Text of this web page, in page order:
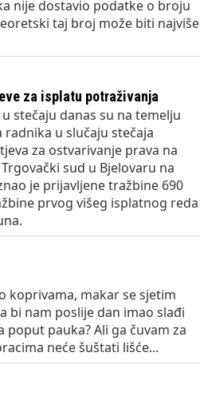
nije dostavio podatke o broju
taj broj može biti najviše
za isplatu potraživanja
stečaju danas su na temelju
u slučaju stečaja
za ostvarivanje prava na
sud u Bjelovaru na
je prijavljene tražbine 690
prvog višeg isplatnog reda
koprivama, makar se sjetim
bi nam poslije dan imao slađi
pauka? Ali ga čuvam za
neće šuštati lišće...